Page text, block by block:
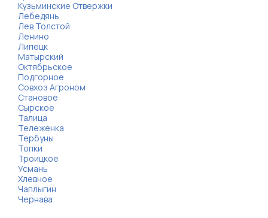
Кузьминские Отвержки
Лебедянь
Лев Толстой
Ленино
Липецк
Матырский
Октябрьское
Подгорное
Совхоз Агроном
Становое
Сырское
Талица
Тележенка
Тербуны
Топки
Троицкое
Усмань
Хлевное
Чаплыгин
Чернава